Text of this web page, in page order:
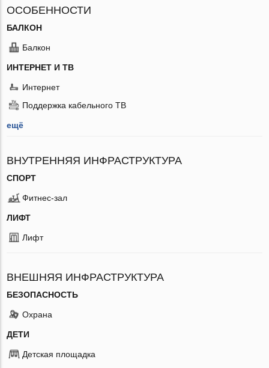
ОСОБЕННОСТИ
БАЛКОН
Балкон
ИНТЕРНЕТ И ТВ
Интернет
Поддержка кабельного ТВ
ещё
ВНУТРЕННЯЯ ИНФРАСТРУКТУРА
СПОРТ
Фитнес-зал
ЛИФТ
Лифт
ВНЕШНЯЯ ИНФРАСТРУКТУРА
БЕЗОПАСНОСТЬ
Охрана
ДЕТИ
Детская площадка